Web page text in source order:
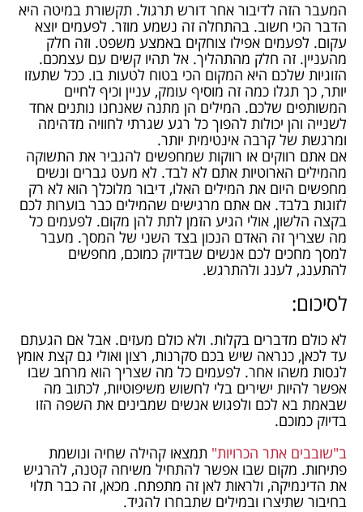
המעבר הזה לדיבור אחר דורש תרגול. תקשורת במיטה היא
הדבר הכי חשוב. בהתחלה זה נשמע מוזר. לפעמים יוצא
עקום. לפעמים אפילו צוחקים באמצע משפט. וזה חלק
מהעניין. זה חלק מהתהליך. אל תהיו קשים עם עצמכם.
הזוגיות שלכם היא המקום הכי בטוח לטעות בו. ככל שתעזו
יותר, כך תגלו כמה זה מוסיף עומק, עניין וכיף לחיים
המשותפים שלכם. המילים הן מתנה שאנחנו נותנים אחד
לשנייה והן יכולות להפוך כל רגע שגרתי לחוויה מדהימה
ומרגשת של קרבה אינטימית יותר.
אם אתם רווקים או רווקות שמחפשים להגביר את התשוקה
מהמילים הארוטיות אתם לא לבד. לא מעט גברים ונשים
מחפשים היום את המילים האלו, דיבור מלוכלך הוא לא רק
לזוגות בלבד. אם אתם מרגישים שהמילים כבר בוערות לכם
בקצה הלשון, אולי הגיע הזמן לתת להן מקום. לפעמים כל
מה שצריך זה האדם הנכון בצד השני של המסך. מעבר
למסך מחכים לכם אנשים שבדיוק כמוכם, מחפשים
להתענג, לענג ולהתרגש.
לסיכום:
לא כולם מדברים בקלות. ולא כולם מעזים. אבל אם הגעתם
עד לכאן, כנראה שיש בכם סקרנות, רצון ואולי גם קצת אומץ
לנסות משהו אחר. לפעמים כל מה שצריך הוא מרחב שבו
אפשר להיות ישירים בלי לחשוש משיפוטיות, לכתוב מה
שבאמת בא לכם ולפגוש אנשים שמבינים את השפה הזו
בדיוק כמוכם.
ב"שובבים אתר הכרויות" תמצאו קהילה שחיה ונושמת
פתיחות. מקום שבו אפשר להתחיל משיחה קטנה, להרגיש
את הדינמיקה, ולראות לאן זה מתפתח. מכאן, זה כבר תלוי
בחיבור שתיצרו ובמילים שתבחרו להגיד.